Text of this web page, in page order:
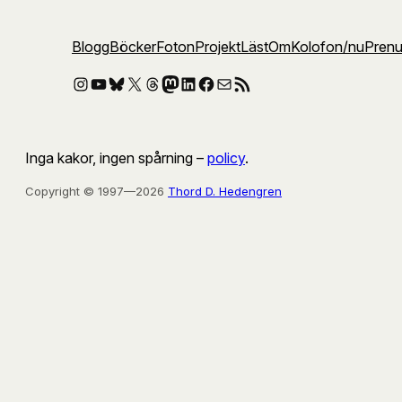
BloggBöckerFotonProjektLästOmKolofon/nu
Instagram
YouTube
Bluesky
X Threads
Mastodon
LinkedIn
Facebook
E-postRSS-flöde
Inga kakor, ingen spårning – policy.
Copyright © 1997—2026 Thord D. Hedengren